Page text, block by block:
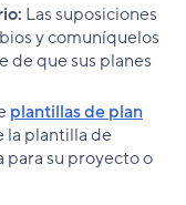
Las suposiciones
y comuníquelos
de que sus planes
plantillas de plan
la plantilla de
su proyecto o